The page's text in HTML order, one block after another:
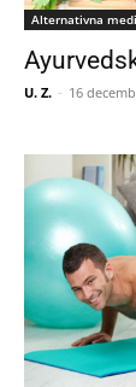
Alternativna
U. Z. - 16